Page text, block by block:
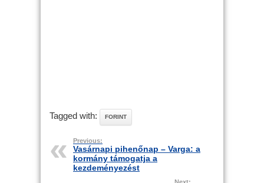
Tagged with: FORINT
Previous:
Vasárnapi pihenőnap – Varga: a
kormány támogatja a
kezdeményezést